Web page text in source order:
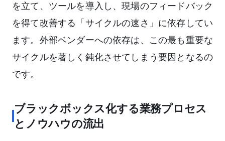
を立て、ツールを導入し、現場のフィードバック
を得て改善する「サイクルの速さ」に依存してい
ます。外部ベンダーへの依存は、この最も重要な
サイクルを著しく鈍化させてしまう要因となるの
です。
ブラックボックス化する業務プロセス
とノウハウの流出